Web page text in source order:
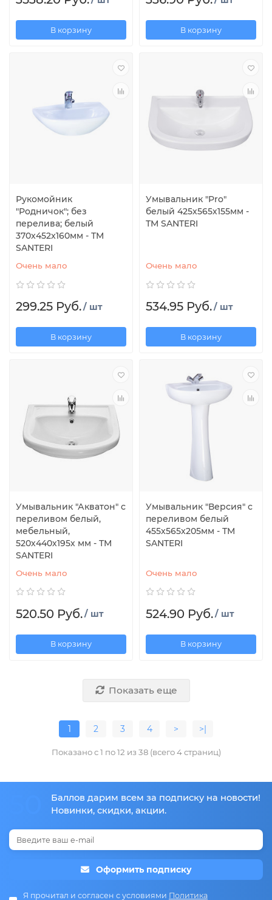
В корзину В корзину
Рукомойник
"Родничок"; без
перелива; белый
370x452x160мм - ТМ
SANTERI
Очень мало
299.25 Руб./ шт
В корзину
Умывальник "Pro"
белый 425х565х155мм -
ТМ SANTERI
Очень мало
534.95 Руб./ шт
В корзину
Умывальник "Акватон" с
переливом белый,
мебельный,
520х440х195х мм - ТМ
SANTERI
Очень мало
520.50 Руб./ шт
В корзину
Умывальник "Версия" с
переливом белый
455x565x205мм - ТМ
SANTERI
Очень мало
524.90 Руб./ шт
В корзину
Показать еще
1 2 3 4 > >|
Показано с 1 по 12 из 38 (всего 4 страниц)
Баллов дарим всем за подписку на новости!
Новинки, скидки, акции.
Оформить подписку
Я прочитал и согласен с условиями Политика